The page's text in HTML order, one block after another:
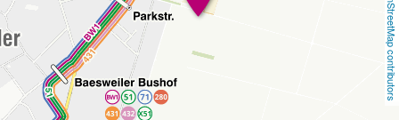
OpenStreetMap contributors